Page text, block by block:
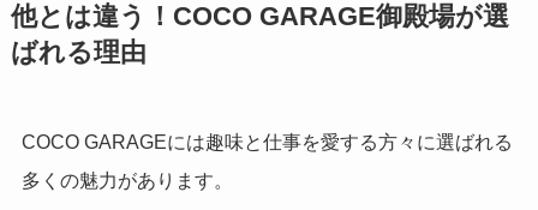
他とは違う！COCO GARAGE御殿場が選
ばれる理由
COCO GARAGEには趣味と仕事を愛する方々に選ばれる
多くの魅力があります。